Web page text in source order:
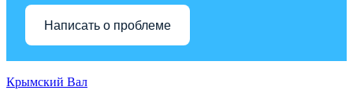
Написать о проблеме
Крымский Вал